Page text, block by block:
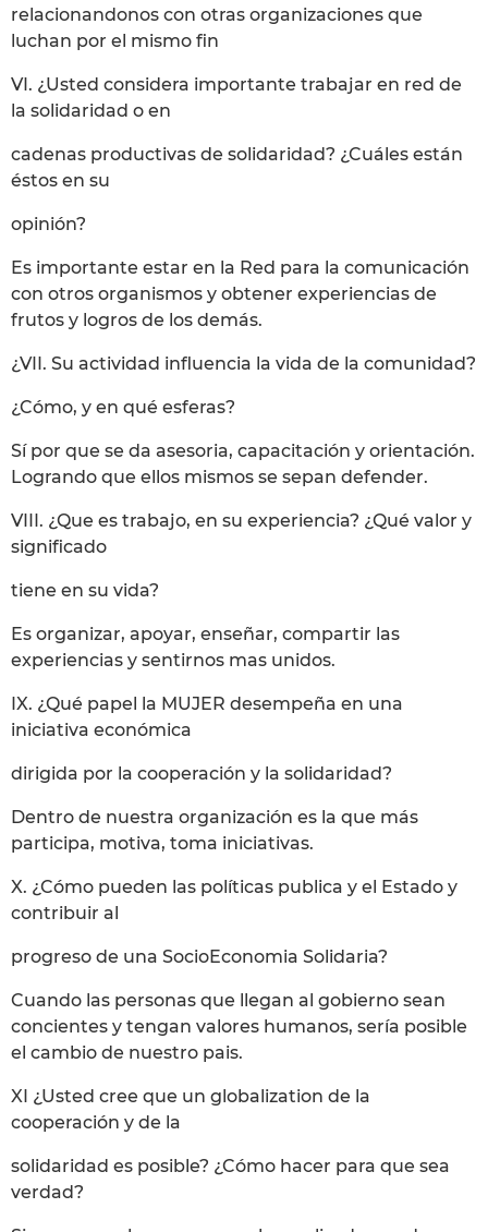
relacionandonos con otras organizaciones que
luchan por el mismo fin
VI. ¿Usted considera importante trabajar en red de
la solidaridad o en
cadenas productivas de solidaridad? ¿Cuáles están
éstos en su
opinión?
Es importante estar en la Red para la comunicación
con otros organismos y obtener experiencias de
frutos y logros de los demás.
¿VII. Su actividad influencia la vida de la comunidad?
¿Cómo, y en qué esferas?
Sí por que se da asesoria, capacitación y orientación.
Logrando que ellos mismos se sepan defender.
VIII. ¿Que es trabajo, en su experiencia? ¿Qué valor y
significado
tiene en su vida?
Es organizar, apoyar, enseñar, compartir las
experiencias y sentirnos mas unidos.
IX. ¿Qué papel la MUJER desempeña en una
iniciativa económica
dirigida por la cooperación y la solidaridad?
Dentro de nuestra organización es la que más
participa, motiva, toma iniciativas.
X. ¿Cómo pueden las políticas publica y el Estado y
contribuir al
progreso de una SocioEconomia Solidaria?
Cuando las personas que llegan al gobierno sean
concientes y tengan valores humanos, sería posible
el cambio de nuestro pais.
XI ¿Usted cree que un globalization de la
cooperación y de la
solidaridad es posible? ¿Cómo hacer para que sea
verdad?